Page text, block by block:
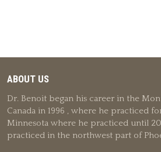
ABOUT US
Dr. Benoit began his career in the
Canada in 1996 , where he practiced
Minnesota where he practiced until
practiced in the northwest part of